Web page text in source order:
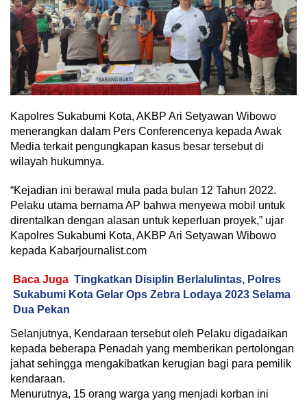
Kapolres Sukabumi Kota, AKBP Ari Setyawan Wibowo
menerangkan dalam Pers Conferencenya kepada Awak
Media terkait pengungkapan kasus besar tersebut di
wilayah hukumnya.
“Kejadian ini berawal mula pada bulan 12 Tahun 2022.
Pelaku utama bernama AP bahwa menyewa mobil untuk
direntalkan dengan alasan untuk keperluan proyek,” ujar
Kapolres Sukabumi Kota, AKBP Ari Setyawan Wibowo
kepada Kabarjournalist.com
Baca Juga Tingkatkan Disiplin Berlalulintas, Polres
Sukabumi Kota Gelar Ops Zebra Lodaya 2023 Selama
Dua Pekan
Selanjutnya, Kendaraan tersebut oleh Pelaku digadaikan
kepada beberapa Penadah yang memberikan pertolongan
jahat sehingga mengakibatkan kerugian bagi para pemilik
kendaraan.
Menurutnya, 15 orang warga yang menjadi korban ini